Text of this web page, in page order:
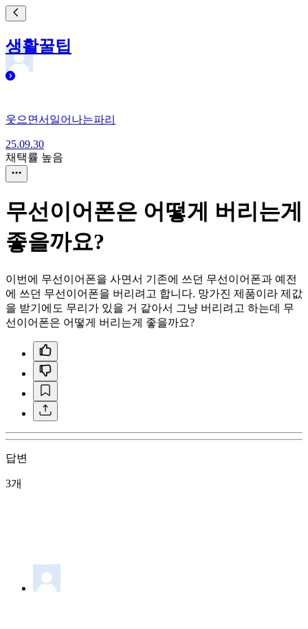
생활꿀팁
웃으면서일어나는파리
25.09.30
채택률 높음
무선이어폰은 어떻게 버리는게
좋을까요?
이번에 무선이어폰을 사면서 기존에 쓰던 무선이어폰과 예전
에 쓰던 무선이어폰을 버리려고 합니다. 망가진 제품이라 제값
을 받기에도 무리가 있을 거 같아서 그냥 버리려고 하는데 무
선이어폰은 어떻게 버리는게 좋을까요?
답변
3개